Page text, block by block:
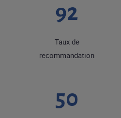
92
Taux de
recommandation
50